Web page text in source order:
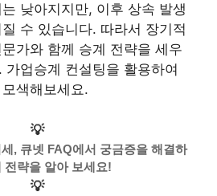
낮아지지만, 이후 상속 발생
수 있습니다. 따라서 장기적
가와 함께 승계 전략을 세우
가업승계 컨설팅을 활용하여
색해보세요.
💡
, 큐넷 FAQ에서 궁금증을 해결하
전략을 알아 보세요!
💡